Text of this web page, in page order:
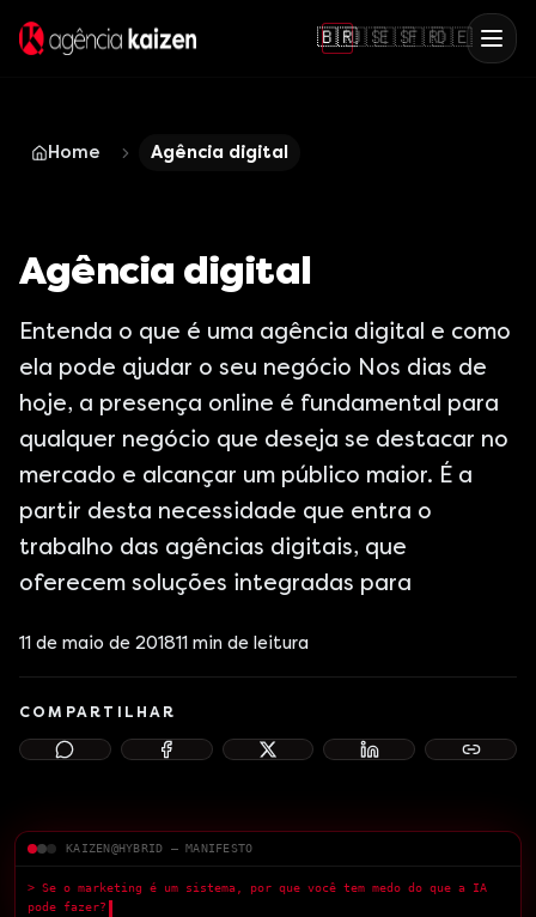
🇧🇷🇺🇸🇪🇸🇫🇷🇩🇪
Home Agência digital
Agência digital
Entenda o que é uma agência digital e como
ela pode ajudar o seu negócio Nos dias de
hoje, a presença online é fundamental para
qualquer negócio que deseja se destacar no
mercado e alcançar um público maior. É a
partir desta necessidade que entra o
trabalho das agências digitais, que
oferecem soluções integradas para
11 de maio de 201811 min de leitura
COMPARTILHAR
>█